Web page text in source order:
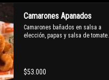
Camarones Apanados
Camarones bañados en salsa a
elección, papas y salsa de tomate.
$53.000